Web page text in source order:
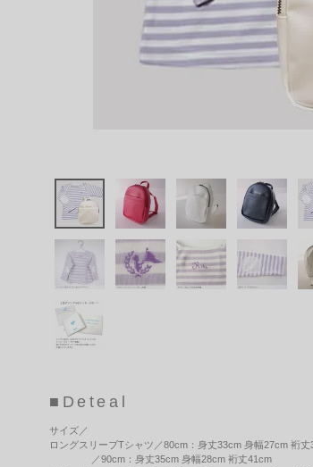
■Deteal
サイズ ／
ロングスリーブTシャツ／80cm：身丈33cm 身幅27cm 裄丈
／90cm：身丈35cm 身幅28cm 裄丈41cm